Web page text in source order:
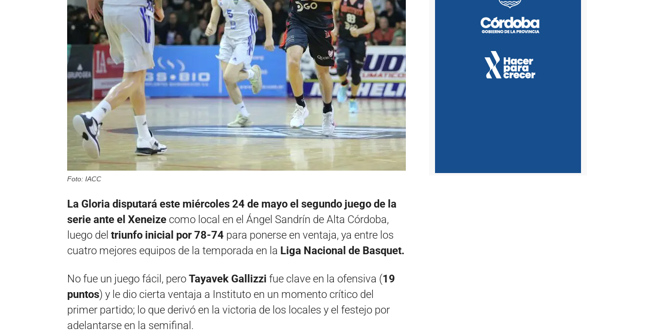
Foto: IACC
La Gloria disputará este miércoles 24 de mayo el segundo juego de la
serie ante el Xeneize como local en el Ángel Sandrín de Alta Córdoba,
luego del triunfo inicial por 78-74 para ponerse en ventaja, ya entre los
cuatro mejores equipos de la temporada en la Liga Nacional de Basquet.
No fue un juego fácil, pero Tayavek Gallizzi fue clave en la ofensiva (19
puntos) y le dio cierta ventaja a Instituto en un momento crítico del
primer partido; lo que derivó en la victoria de los locales y el festejo por
adelantarse en la semifinal.